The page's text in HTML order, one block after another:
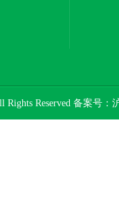
Reserved 备案号：